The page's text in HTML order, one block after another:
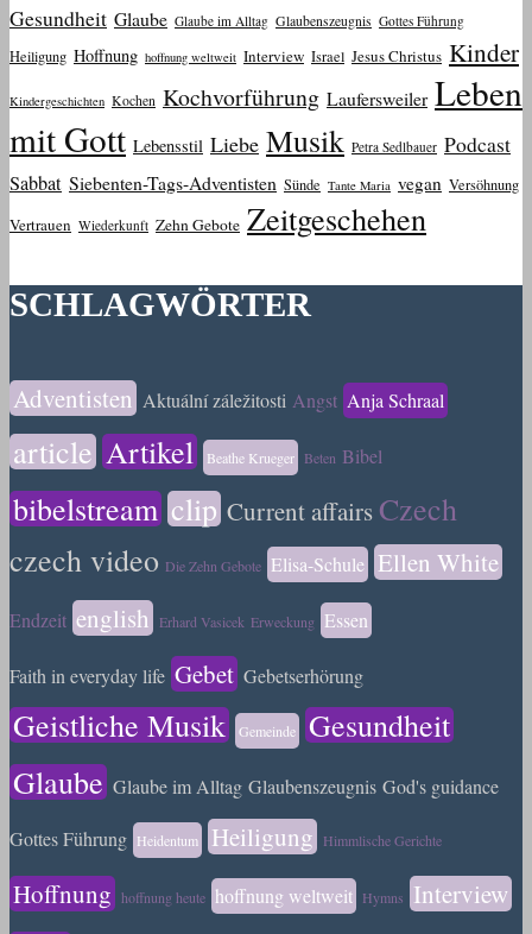
Gesundheit Glaube Glaube im Alltag Glaubenszeugnis Gottes Führung
Heiligung Hoffnung hoffnung weltweit Interview Israel Jesus Christus Kinder
Kindergeschichten Kochen Kochvorführung Laufersweiler Leben
mit Gott Lebensstil Liebe Musik Petra Sedlbauer Podcast
Sabbat Siebenten-Tags-Adventisten Sünde Tante Maria vegan Versöhnung
Vertrauen Wiederkunft Zehn Gebote Zeitgeschehen
SCHLAGWÖRTER
Adventisten Aktuální záležitosti Angst Anja Schraal
article Artikel Beathe Krueger Beten Bibel
bibelstream clip Current affairs Czech
czech video Die Zehn Gebote Elisa-Schule Ellen White
Endzeit english Erhard Vasicek Erweckung Essen
Faith in everyday life Gebet Gebetserhörung
Geistliche Musik Gemeinde
Gesundheit
Glaube Glaube im Alltag Glaubenszeugnis God's guidance
Gottes Führung Heidentum Heiligung Himmlische Gerichte
Hoffnung hoffnung heute hoffnung weltweit Hymns
Interview